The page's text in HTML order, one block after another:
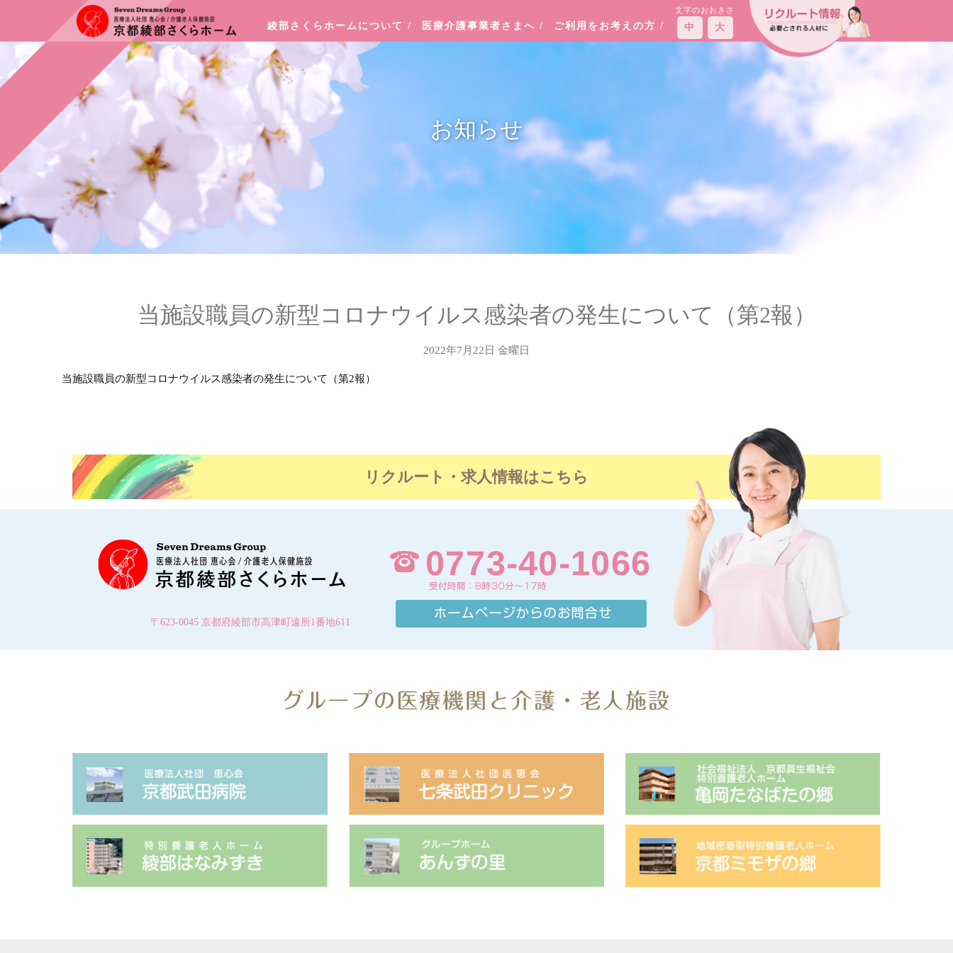
お知らせ
綾部さくらホームについて/ 医療介護事業者さまへ/ ご利用をお考えの方/
文字のおおきさ
中 大
当施設職員の新型コロナウイルス感染者の発生について（第2報）
2022年7月22日 金曜日
当施設職員の新型コロナウイルス感染者の発生について（第2報）
リクルート・求人情報はこちら
〒623-0045 京都府綾部市高津町遠所1番地611